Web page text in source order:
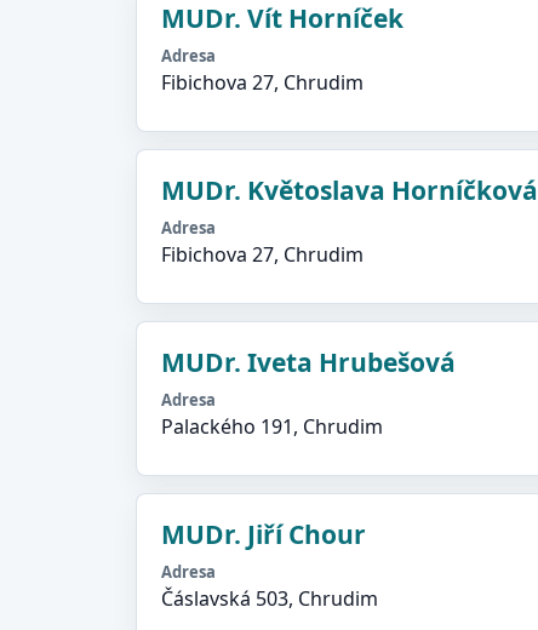
MUDr. Vít Horníček
Adresa
Fibichova 27, Chrudim
MUDr. Květoslava Horníčková
Adresa
Fibichova 27, Chrudim
MUDr. Iveta Hrubešová
Adresa
Palackého 191, Chrudim
MUDr. Jiří Chour
Adresa
Čáslavská 503, Chrudim